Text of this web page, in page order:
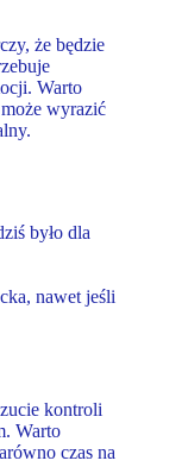
że będzie
Warto
wyrazić
było dla
nawet jeśli
kontroli
Warto
czas na